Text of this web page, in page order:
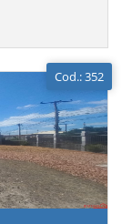
Cod.: 352